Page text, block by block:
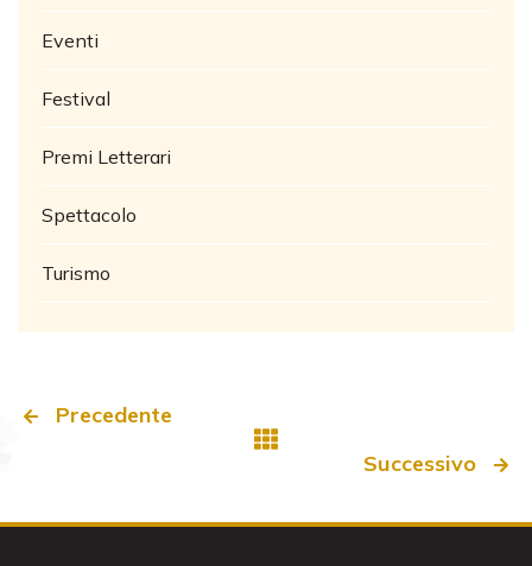
Eventi
Festival
Premi Letterari
Spettacolo
Turismo
Precedente
Successivo